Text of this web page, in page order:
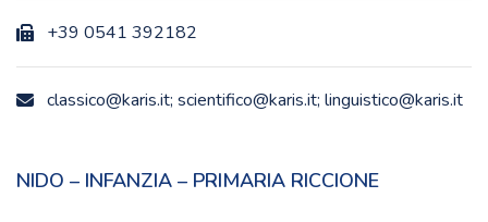
+39 0541 392182
classico@karis.it; scientifico@karis.it; linguistico@karis.it
NIDO – INFANZIA – PRIMARIA RICCIONE